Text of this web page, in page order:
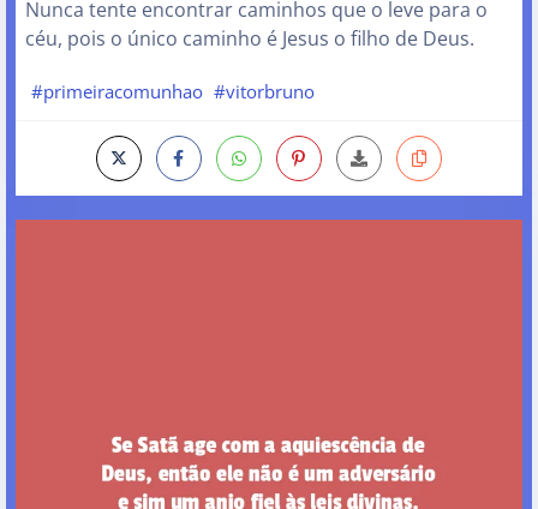
Nunca tente encontrar caminhos que o leve para o
céu, pois o único caminho é Jesus o filho de Deus.
#primeiracomunhao #vitorbruno